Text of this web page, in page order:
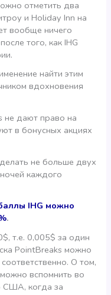
отметить два
и Holiday Inn на
вообще ничего
того, как IHG
найти этим
вдохновения
не дают право на
в бонусных акциях
не больше двух
каждого
IHG можно
.
т.е. 0,005$ за один
PointBreaks можно
О том,
вспомнить во
США, когда за